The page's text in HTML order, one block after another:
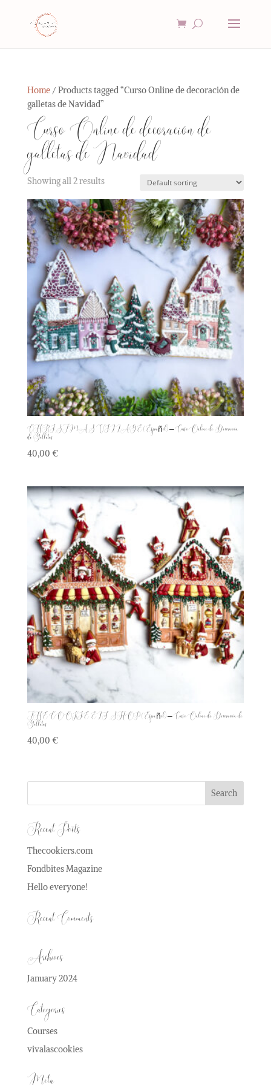
Home/ Products tagged “Curso Online de decoración de
galletas de Navidad”
Curso Online de decoración de
galletas de Navidad
Showing all 2 results
CHRISTMAS VILLAGE (Español) – Curso Online de Decoración
de Galletas
40,00 €
THE COOKIE ELF SHOP (Español) – Curso Online de Decoración de
Galletas
40,00 €
Recent Posts
Thecookiers.com
Fondbites Magazine
Hello everyone!
Recent Comments
Archives
January 2024
Categories
Courses
vivalascookies